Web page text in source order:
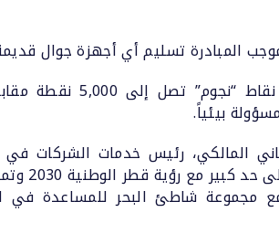
المبادرة تسليم أي أجهزة جوال
وسيحصل العملاء
بيئياً.
المالكي، رئيس خدمات الشركات في
مع مجموعة شاطئ البحر للمساعدة في